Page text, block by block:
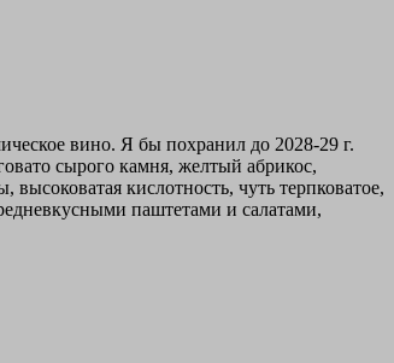
вино. Я бы похранил до 2028-29 г.
сырого камня, желтый абрикос,
кислотность, чуть терпковатое,
паштетами и салатами,